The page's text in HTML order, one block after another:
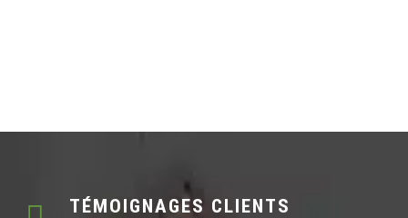
TÉMOIGNAGES CLIENTS